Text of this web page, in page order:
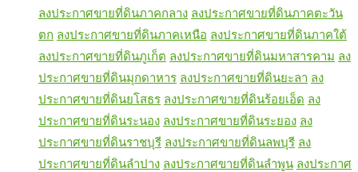
ลงประกาศขายที่ดินภาคกลาง ลงประกาศขายที่ดินภาคตะวัน
ตก ลงประกาศขายที่ดินภาคเหนือ ลงประกาศขายที่ดินภาคใต้
ลงประกาศขายที่ดินภูเก็ต ลงประกาศขายที่ดินมหาสารคาม ลง
ประกาศขายที่ดินมุกดาหาร ลงประกาศขายที่ดินยะลา ลง
ประกาศขายที่ดินยโสธร ลงประกาศขายที่ดินร้อยเอ็ด ลง
ประกาศขายที่ดินระนอง ลงประกาศขายที่ดินระยอง ลง
ประกาศขายที่ดินราชบุรี ลงประกาศขายที่ดินลพบุรี ลง
ประกาศขายที่ดินลำปาง ลงประกาศขายที่ดินลำพูน ลงประกาศ